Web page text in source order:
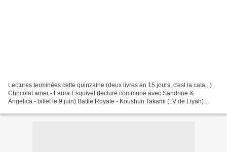
Lectures terminées cette quinzaine (deux livres en 15 jours, c'est la cata...)
Chocolat amer - Laura Esquivel (lecture commune avec Sandrine &
Angelica - billet le 9 juin) Battle Royale - Koushun Takami (LV de Liyah)